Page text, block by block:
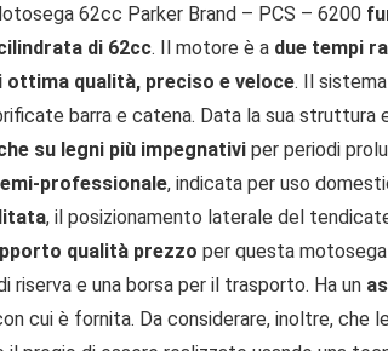
62cc Parker Brand – PCS – 6200
di 62cc. Il motore è a due tempi
ottima qualità, preciso e veloce. Il
barra e catena. Data la sua struttura
su legni più impegnativi per periodi
professionale, indicata per uso
, il posizionamento laterale del
qualità prezzo per questa
riserva e una borsa per il trasporto. Ha un
cui è fornita. Da considerare, inoltre, che